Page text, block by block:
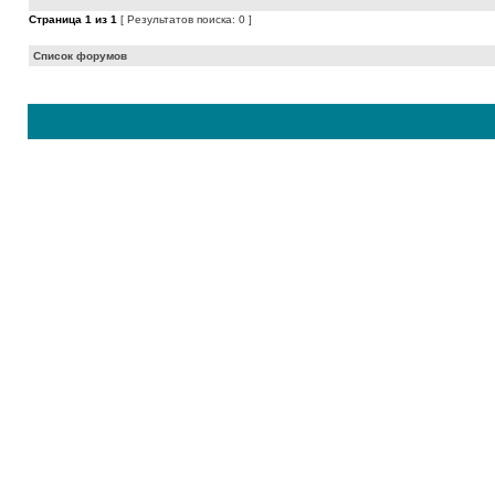
Страница 1 из 1 [ Результатов поиска: 0 ]
Список форумов